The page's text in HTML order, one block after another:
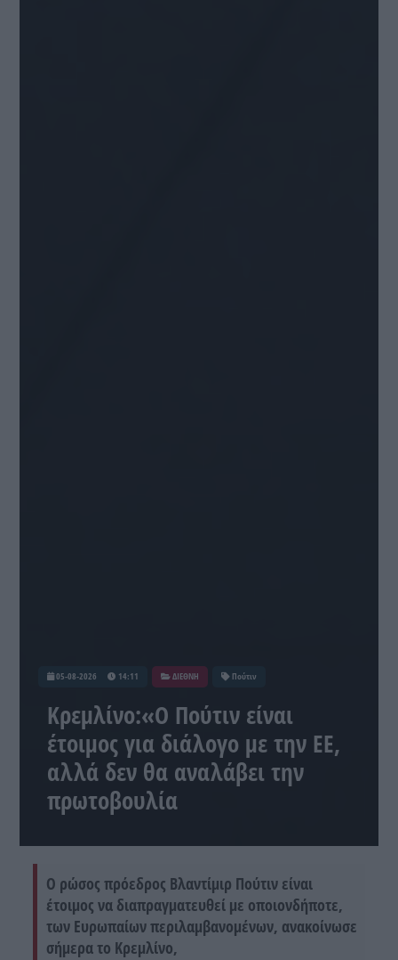
05-08-2026 14:11 ΔΙΕΘΝΗ Πούτιν
Κρεμλίνο:«Ο Πούτιν είναι
έτοιμος για διάλογο με την ΕΕ,
αλλά δεν θα αναλάβει την
πρωτοβουλία
Ο ρώσος πρόεδρος Βλαντίμιρ Πούτιν είναι
έτοιμος να διαπραγματευθεί με οποιονδήποτε,
των Ευρωπαίων περιλαμβανομένων, ανακοίνωσε
σήμερα το Κρεμλίνο,